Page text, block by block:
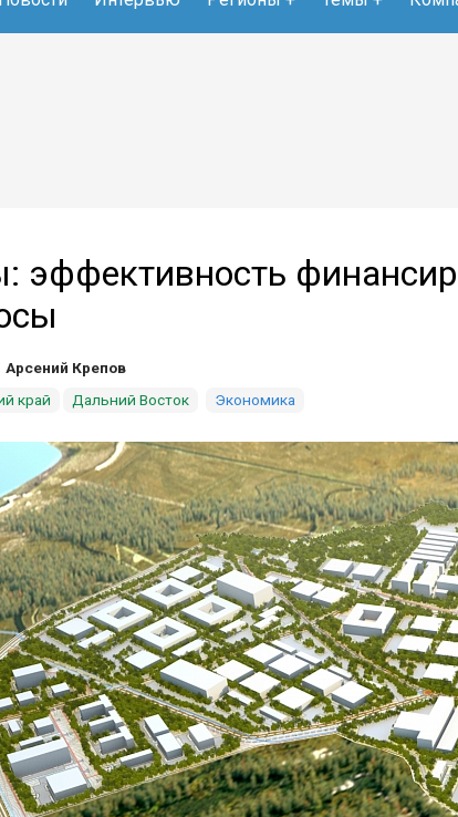
эффективность
Арсений Крепов
край
Дальний Восток Экономика